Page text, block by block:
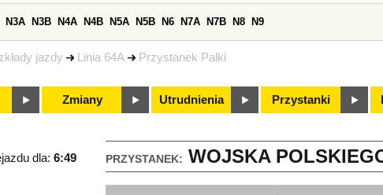
jazdy Linia 64A Przystanek Palki
N3A N3B N4A N4B N5A N5B N6 N7A N7B N8 N9
Zmiany Utrudnienia Przystanki
PRZYSTANEK: WOJSKA
dla: 6:49